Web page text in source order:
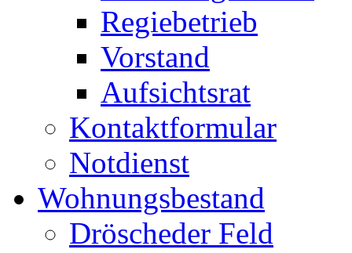
Regiebetrieb
Vorstand
Aufsichtsrat
Kontaktformular
Notdienst
Wohnungsbestand
Dröscheder Feld